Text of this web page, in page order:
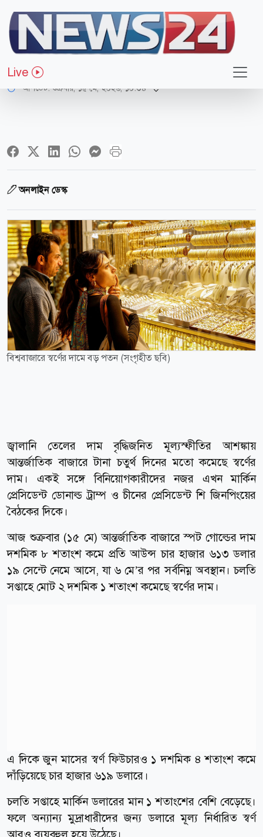
Live
আন্তর্জাতিক
বিশ্ববাজারে স্বর্ণের দামে বড় পতন
আপডেট: শুক্রবার, ১৫ মে, ২০২৬, ১০:৩৪
অনলাইন ডেস্ক
বিশ্ববাজারে স্বর্ণের দামে বড় পতন (সংগৃহীত ছবি)
জ্বালানি তেলের দাম বৃদ্ধিজনিত মূল্যস্ফীতির আশঙ্কায়
আন্তর্জাতিক বাজারে টানা চতুর্থ দিনের মতো কমেছে স্বর্ণের
দাম। একই সঙ্গে বিনিয়োগকারীদের নজর এখন মার্কিন
প্রেসিডেন্ট ডোনাল্ড ট্রাম্প ও চীনের প্রেসিডেন্ট শি জিনপিংয়ের
বৈঠকের দিকে।
আজ শুক্রবার (১৫ মে) আন্তর্জাতিক বাজারে স্পট গোল্ডের দাম
দশমিক ৮ শতাংশ কমে প্রতি আউন্স চার হাজার ৬১৩ ডলার
১৯ সেন্টে নেমে আসে, যা ৬ মে’র পর সর্বনিম্ন অবস্থান। চলতি
সপ্তাহে মোট ২ দশমিক ১ শতাংশ কমেছে স্বর্ণের দাম।
এ দিকে জুন মাসের স্বর্ণ ফিউচারও ১ দশমিক ৪ শতাংশ কমে
দাঁড়িয়েছে চার হাজার ৬১৯ ডলারে।
চলতি সপ্তাহে মার্কিন ডলারের মান ১ শতাংশের বেশি বেড়েছে।
ফলে অন্যান্য মুদ্রাধারীদের জন্য ডলারে মূল্য নির্ধারিত স্বর্ণ